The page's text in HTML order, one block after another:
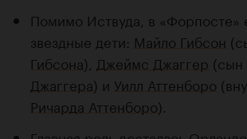
Помимо Иствуда, в «Форпосте»
звездные дети: Майло Гибсон
Гибсона), Джеймс Джаггер (сын
Джаггера) и Уилл Аттенборо
Ричарда Аттенборо).